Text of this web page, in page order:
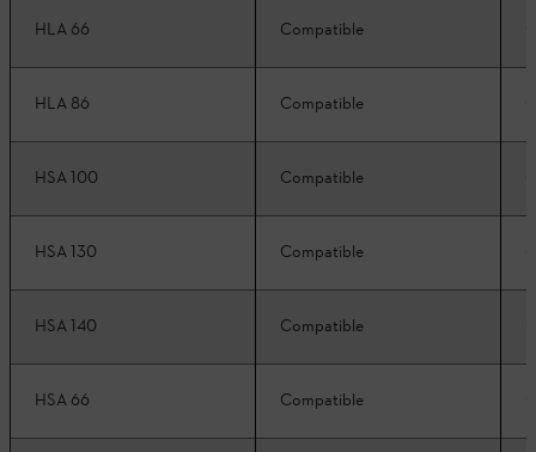
HLA 66 Compatible
HLA 86 Compatible
HSA 100 Compatible
HSA 130 Compatible
HSA 140 Compatible
HSA 66 Compatible